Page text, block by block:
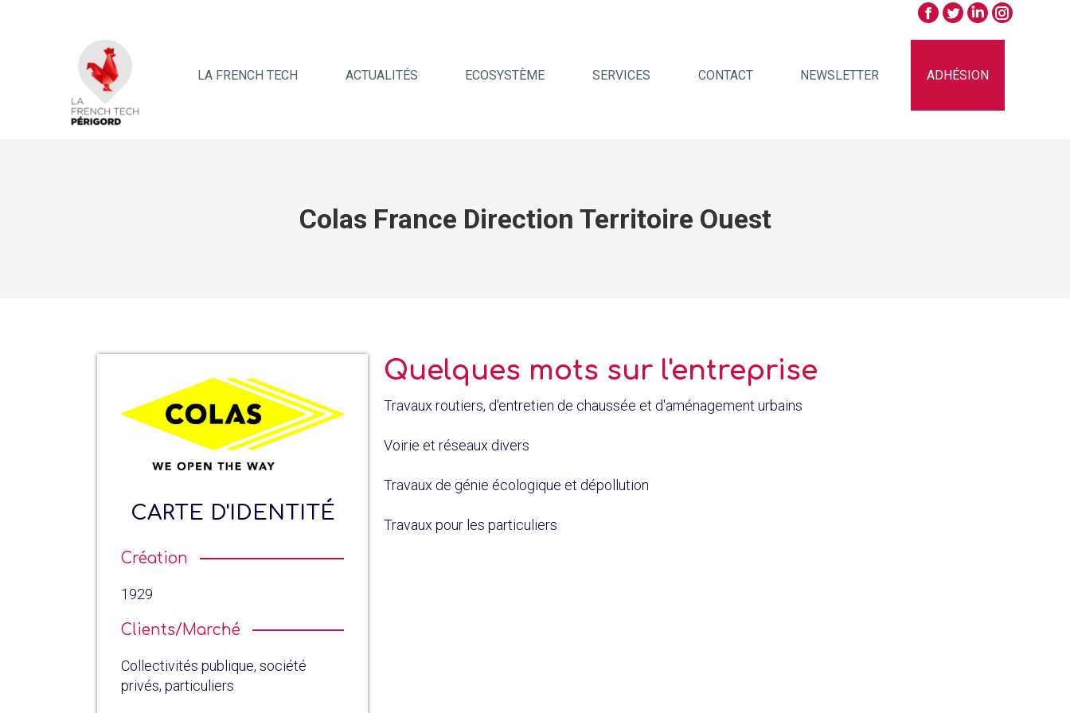
LA FRENCH TECH ACTUALITÉS ECOSYSTÈME SERVICES CONTACT NEWSLETTER ADHÉSION
Colas France Direction Territoire Ouest
CARTE D'IDENTITÉ
Création
1929
Clients/Marché
Collectivités publique, société
privés, particuliers
Quelques mots sur l'entreprise
Travaux routiers, d'entretien de chaussée et d'aménagement urbains
Voirie et réseaux divers
Travaux de génie écologique et dépollution
Travaux pour les particuliers